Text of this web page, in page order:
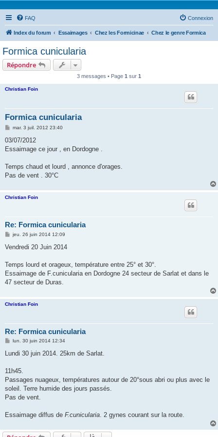
FAQ Connexion
Index du forum Essaimages Chez les Formicinae Chez le genre Formica
Formica cunicularia
Répondre
3 messages • Page 1 sur 1
Christian Foin
Formica cunicularia
M
s
a
mar. 3 juil. 2012 23:40
03/07/2012
Essaimage ce jour , en Dordogne .
Temps chaud et lourd , annonce d'orages.
Pas de vent . 30°C
Christian Foin
Re: Formica cunicularia
M
s
g
jeu. 26 juin 2014 12:09
Vendredi 20 Juin 2014
Temps lourd et orageux, température entre 25° et 30°.
Essaimage de F.cunicularia en Dordogne 24 secteur de Sarlat et dans le
47 secteur de Duras.
Christian Foin
Re: Formica cunicularia
M
s
g
lun. 30 juin 2014 12:34
Lundi 30 juin 2014. 25km de Sarlat.
11h45.
Passages nuageux, températures autour de 20°sous abri ou plus avec le
soleil. Terre humide des jours passés.
Pas de vent.
Essaimage diffus de F.cunicularia. 2 gynes courant sur la route.